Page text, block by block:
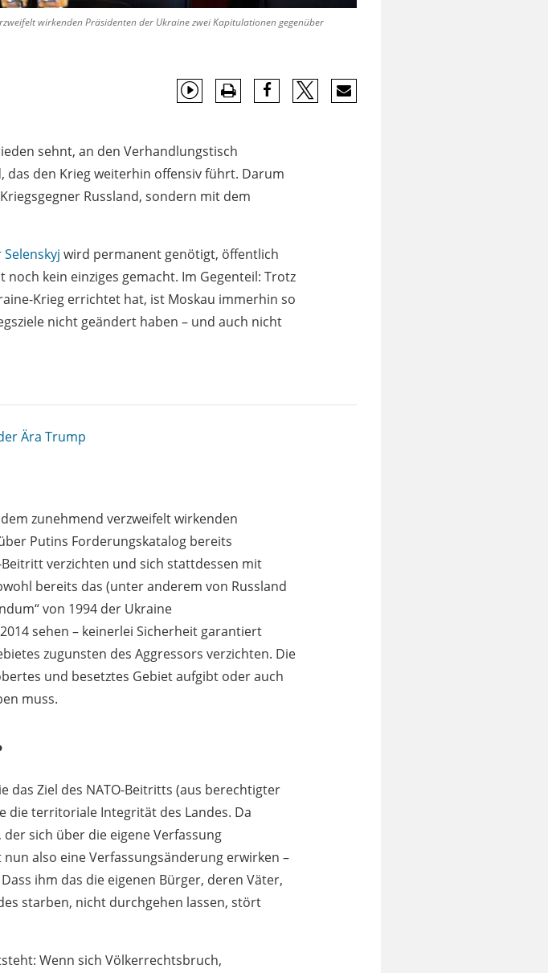
wirkenden Präsidenten der Ukraine zwei Kapitulationen gegenüber
sehnt, an den Verhandlungstisch
das den Krieg weiterhin offensiv führt. Darum
Russland, sondern mit dem
wird permanent genötigt, öffentlich
noch kein einziges gemacht. Im Gegenteil: Trotz
Krieg errichtet hat, ist Moskau immerhin so
nicht geändert haben – und auch nicht
Ära Trump
zunehmend verzweifelt wirkenden
Putins Forderungskatalog bereits
verzichten und sich stattdessen mit
bereits das (unter anderem von Russland
von 1994 der Ukraine
sehen – keinerlei Sicherheit garantiert
zugunsten des Aggressors verzichten. Die
und besetztes Gebiet aufgibt oder auch
muss.
das Ziel des NATO-Beitritts (aus berechtigter
die territoriale Integrität des Landes. Da
sich über die eigene Verfassung
also eine Verfassungsänderung erwirken –
ihm das die eigenen Bürger, deren Väter,
starben, nicht durchgehen lassen, stört
Wenn sich Völkerrechtsbruch,